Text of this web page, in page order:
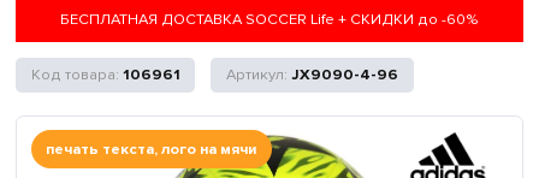
БЕСПЛАТНАЯ ДОСТАВКА SOCCER Life + СКИДКИ до -60%
106961 JX9090-4-96
печать текста, лого на мячи